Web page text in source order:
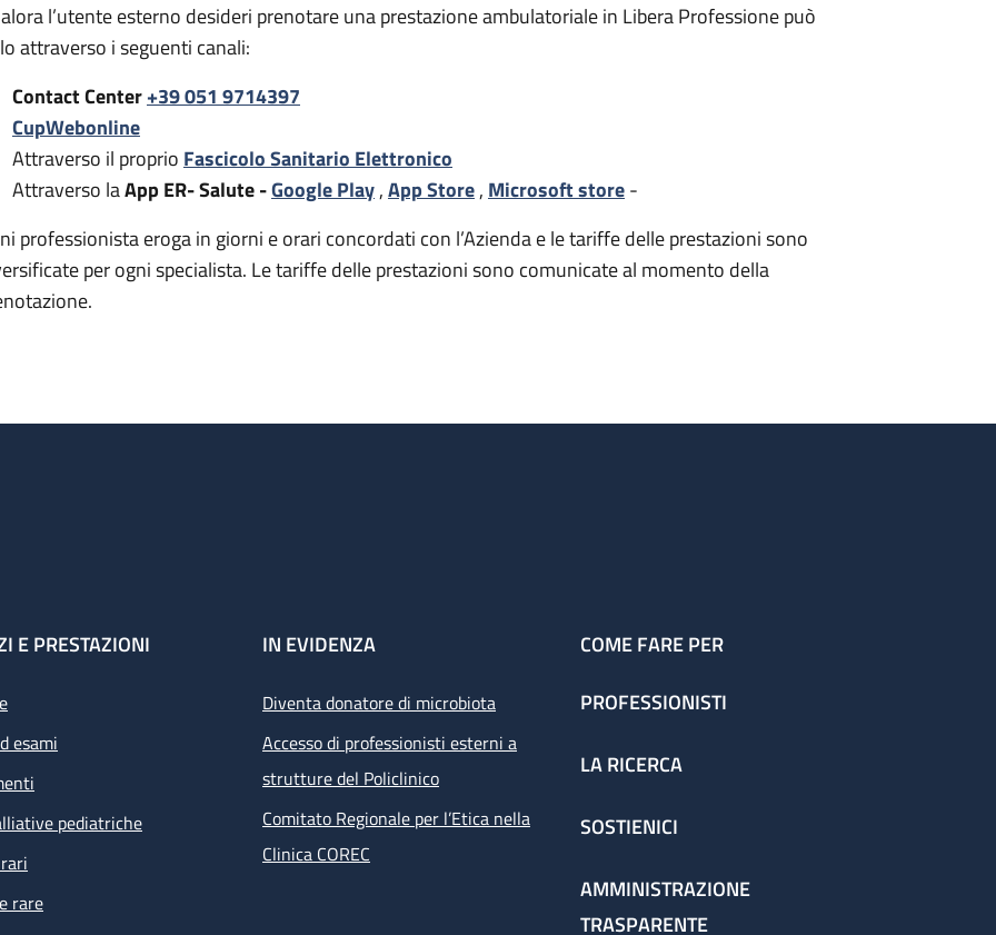
l’utente esterno desideri prenotare una prestazione ambulatoriale in Libera Professione può
attraverso i seguenti canali:
Contact Center+39 051 9714397
CupWebonline
Attraverso il proprio Fascicolo Sanitario Elettronico
Attraverso laApp ER- Salute -Google Play,App Store, Microsoft store-
professionista eroga in giorni e orari concordati con l’Azienda e le tariffe delle prestazioni sono
per ogni specialista. Le tariffe delle prestazioni sono comunicate al momento della
E PRESTAZIONI
esami
pediatriche
rare
IN EVIDENZA
Diventa donatore di microbiota
Accesso di professionisti esterni a
strutture del Policlinico
Comitato Regionale per l’Etica nella
Clinica COREC
COME FARE PER
PROFESSIONISTI
LA RICERCA
SOSTIENICI
AMMINISTRAZIONE
TRASPARENTE